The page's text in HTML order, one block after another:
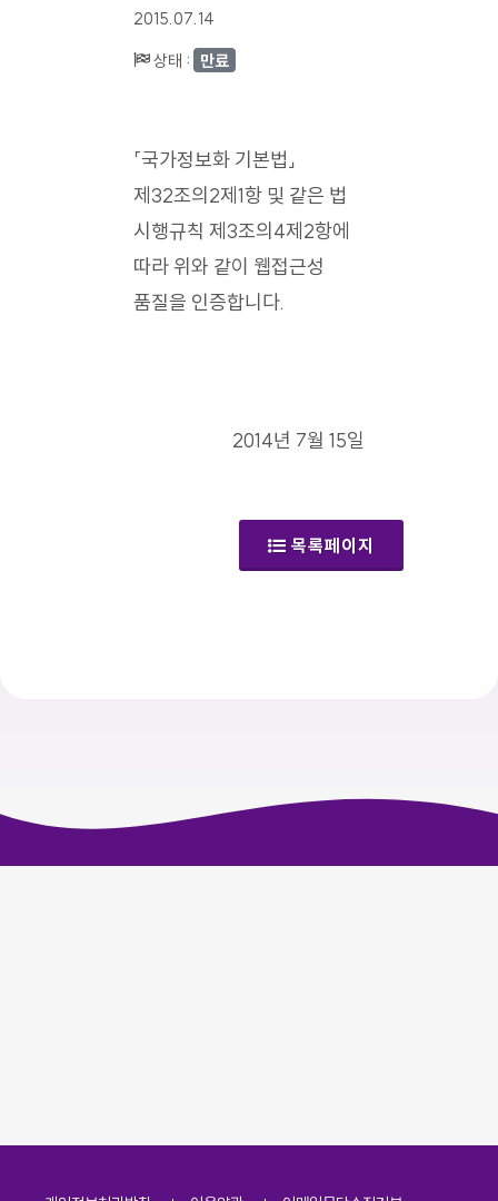
2015.07.14
상태 : 만료
「국가정보화 기본법」
제32조의2제1항 및 같은 법
시행규칙 제3조의4제2항에
따라 위와 같이 웹접근성
품질을 인증합니다.
2014년 7월 15일
목록페이지